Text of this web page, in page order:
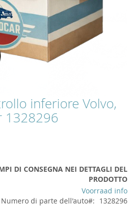
inferiore Volvo,
1328296
DI CONSEGNA NEI DETTAGLI DEL
PRODOTTO
Voorraad info
Numero di parte dell'auto
1328296